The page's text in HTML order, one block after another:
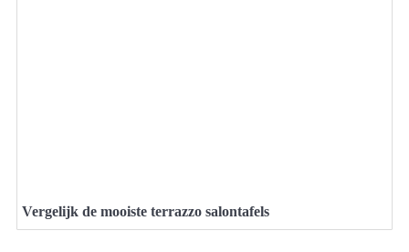
Vergelijk de mooiste terrazzo salontafels